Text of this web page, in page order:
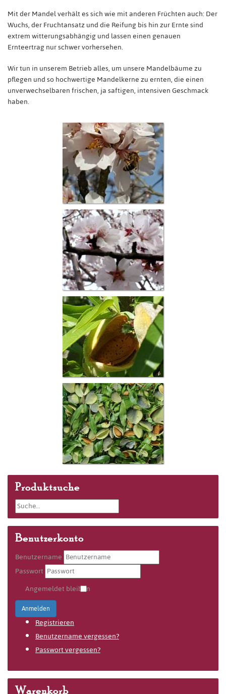
Mit der Mandel verhält es sich wie mit anderen Früchten auch: Der
Wuchs, der Fruchtansatz und die Reifung bis hin zur Ernte sind
extrem witterungsabhängig und lassen einen genauen
Ernteertrag nur schwer vorhersehen.
Wir tun in unserem Betrieb alles, um unsere Mandelbäume zu
pflegen und so hochwertige Mandelkerne zu ernten, die einen
unverwechselbaren frischen, ja saftigen, intensiven Geschmack
haben.
Produktsuche
Benutzerkonto
Benutzername
Passwort
Angemeldet bleiben
Anmelden
Registrieren
Benutzername vergessen?
Passwort vergessen?
Warenkorb